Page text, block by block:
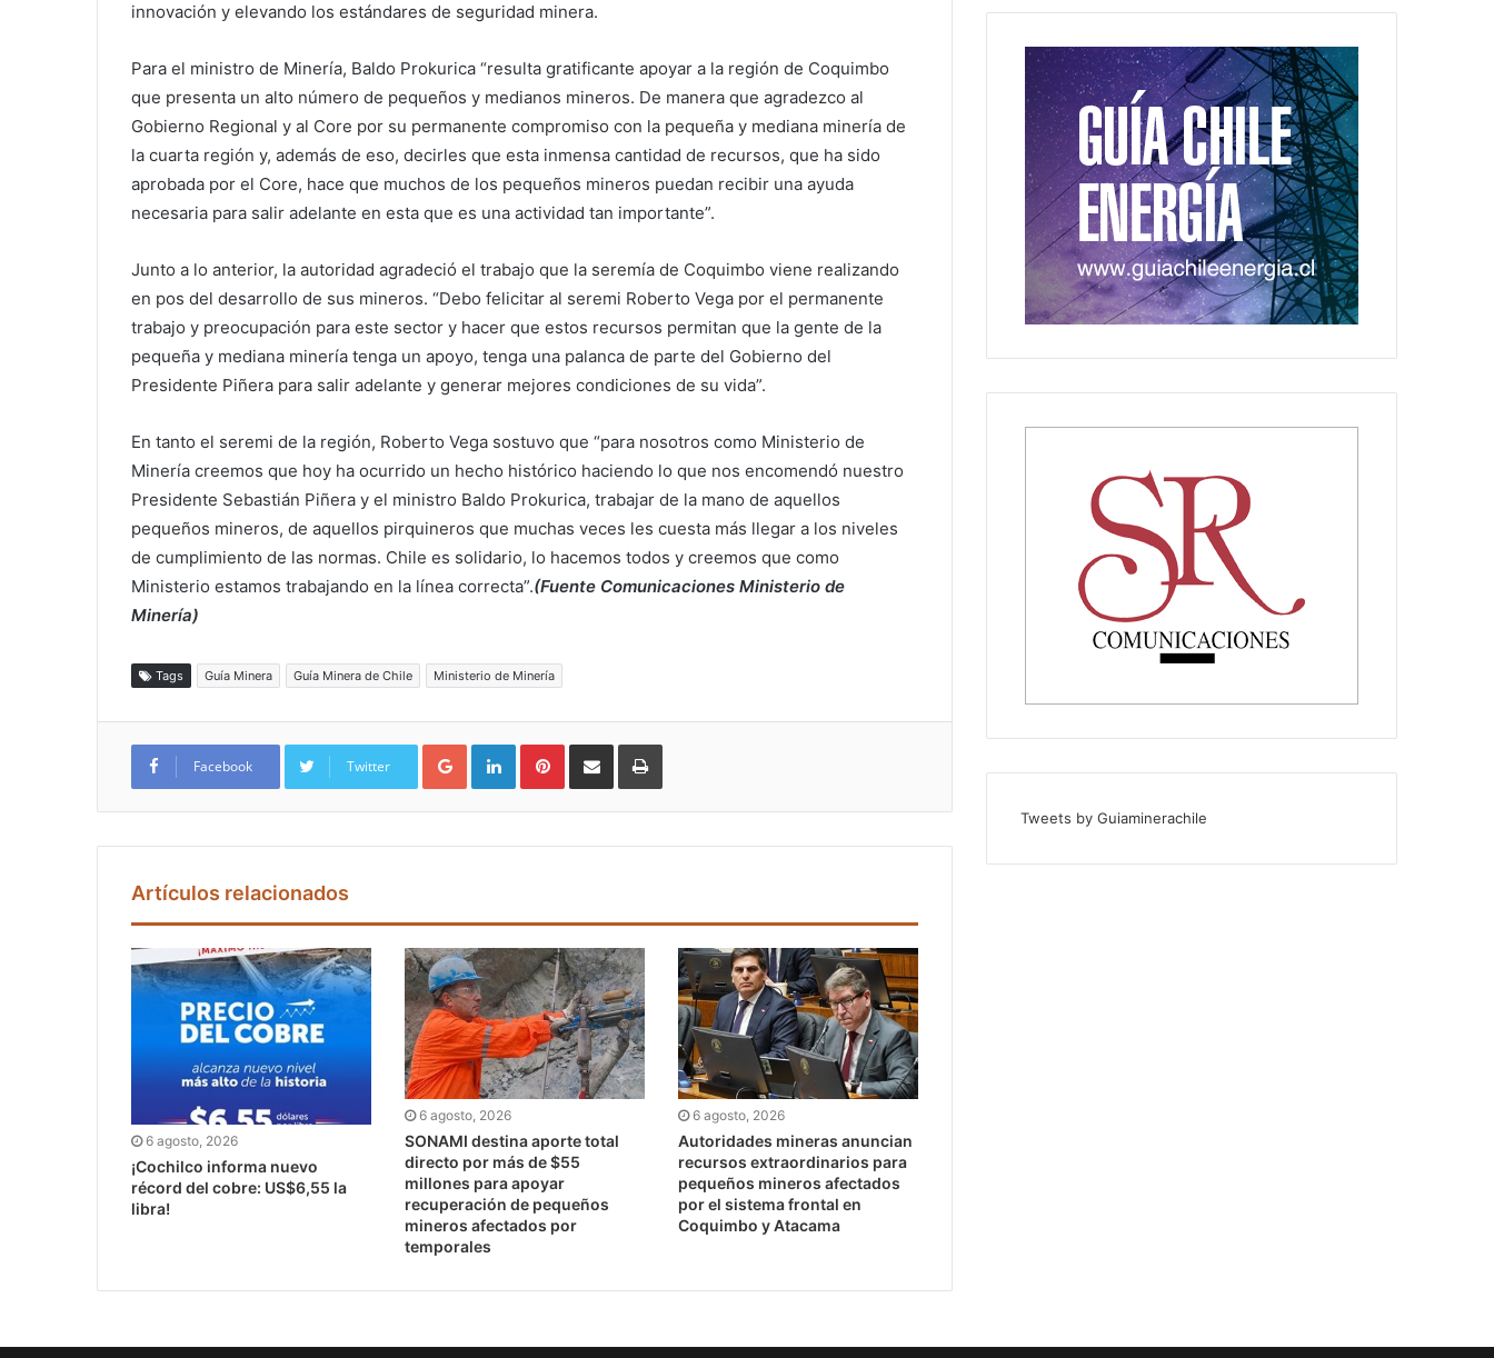
innovación y elevando los estándares de seguridad minera.
Para el ministro de Minería, Baldo Prokurica “resulta gratificante apoyar a la región de Coquimbo
que presenta un alto número de pequeños y medianos mineros. De manera que agradezco al
Gobierno Regional y al Core por su permanente compromiso con la pequeña y mediana minería de
la cuarta región y, además de eso, decirles que esta inmensa cantidad de recursos, que ha sido
aprobada por el Core, hace que muchos de los pequeños mineros puedan recibir una ayuda
necesaria para salir adelante en esta que es una actividad tan importante”.
Junto a lo anterior, la autoridad agradeció el trabajo que la seremía de Coquimbo viene realizando
en pos del desarrollo de sus mineros. “Debo felicitar al seremi Roberto Vega por el permanente
trabajo y preocupación para este sector y hacer que estos recursos permitan que la gente de la
pequeña y mediana minería tenga un apoyo, tenga una palanca de parte del Gobierno del
Presidente Piñera para salir adelante y generar mejores condiciones de su vida”.
En tanto el seremi de la región, Roberto Vega sostuvo que “para nosotros como Ministerio de
Minería creemos que hoy ha ocurrido un hecho histórico haciendo lo que nos encomendó nuestro
Presidente Sebastián Piñera y el ministro Baldo Prokurica, trabajar de la mano de aquellos
pequeños mineros, de aquellos pirquineros que muchas veces les cuesta más llegar a los niveles
de cumplimiento de las normas. Chile es solidario, lo hacemos todos y creemos que como
Ministerio estamos trabajando en la línea correcta”.(Fuente Comunicaciones Ministerio de
Minería)
Tags Guía Minera Guía Minera de Chile Ministerio de Minería
Facebook Twitter
Google+ LinkedIn Pinterest
Artículos relacionados
6 agosto, 2026
¡Cochilco informa nuevo
récord del cobre: US$6,55 la
libra!
6 agosto, 2026
SONAMI destina aporte total
directo por más de $55
millones para apoyar
recuperación de pequeños
mineros afectados por
temporales
6 agosto, 2026
Autoridades mineras anuncian
recursos extraordinarios para
pequeños mineros afectados
por el sistema frontal en
Coquimbo y Atacama
Tweets by Guiaminerachile